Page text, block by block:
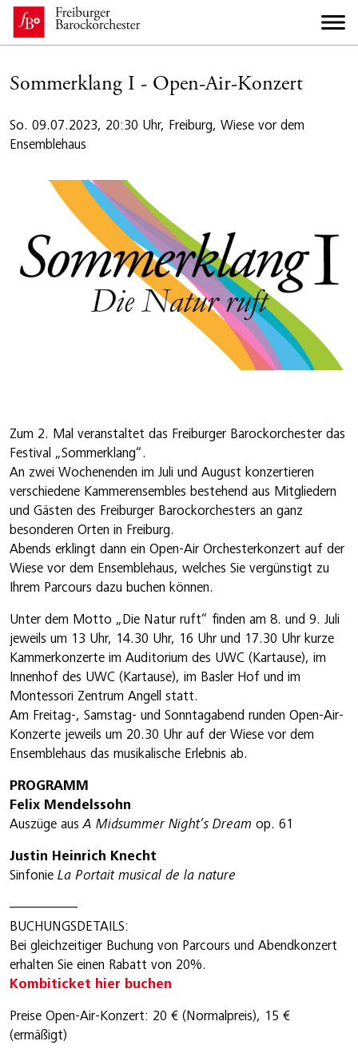
Sommerklang I - Open-Air-Konzert
So. 09.07.2023, 20:30 Uhr, Freiburg, Wiese vor dem
Ensemblehaus
Zum 2. Mal veranstaltet das Freiburger Barockorchester das
Festival „Sommerklang“.
An zwei Wochenenden im Juli und August konzertieren
verschiedene Kammerensembles bestehend aus Mitgliedern
und Gästen des Freiburger Barockorchesters an ganz
besonderen Orten in Freiburg.
Abends erklingt dann ein Open-Air Orchesterkonzert auf der
Wiese vor dem Ensemblehaus, welches Sie vergünstigt zu
Ihrem Parcours dazu buchen können.
Unter dem Motto „Die Natur ruft“ finden am 8. und 9. Juli
jeweils um 13 Uhr, 14.30 Uhr, 16 Uhr und 17.30 Uhr kurze
Kammerkonzerte im Auditorium des UWC (Kartause), im
Innenhof des UWC (Kartause), im Basler Hof und im
Montessori Zentrum Angell statt.
Am Freitag-, Samstag- und Sonntagabend runden Open-Air-
Konzerte jeweils um 20.30 Uhr auf der Wiese vor dem
Ensemblehaus das musikalische Erlebnis ab.
PROGRAMM
Felix Mendelssohn
Auszüge ausA Midsummer Night’s Dream op. 61
Justin Heinrich Knecht
Sinfonie La Portait musical de la nature
—————
BUCHUNGSDETAILS:
Bei gleichzeitiger Buchung von Parcours und Abendkonzert
erhalten Sie einen Rabatt von 20%.
Kombiticket hier buchen
Preise Open-Air-Konzert: 20 € (Normalpreis), 15 €
(ermäßigt)